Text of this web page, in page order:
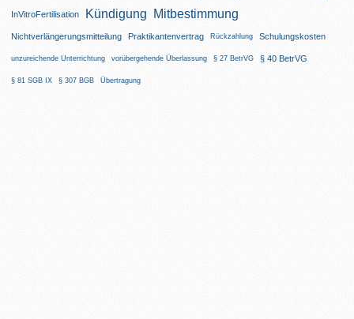
InVitroFertilisation Kündigung Mitbestimmung
Nichtverlängerungsmitteilung Praktikantenvertrag Rückzahlung Schulungskosten
unzureichende Unterrichtung vorübergehende Überlassung § 27 BetrVG § 40 BetrVG
§ 81 SGB IX § 307 BGB Übertragung